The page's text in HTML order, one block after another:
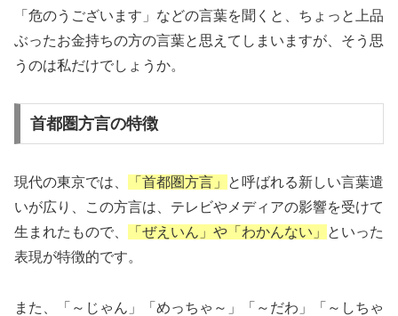
「危のうございます」などの言葉を聞くと、ちょっと上品
ぶったお金持ちの方の言葉と思えてしまいますが、そう思
うのは私だけでしょうか。
首都圏方言の特徴
現代の東京では、 「首都圏方言」
と呼ばれる新しい言葉遣
いが広り、この方言は、テレビやメディアの影響を受けて
生まれたもので、
「ぜえいん」や「わかんない」
といった
表現が特徴的です。
また、「～じゃん」「めっちゃ～」「～だわ」「～しちゃ